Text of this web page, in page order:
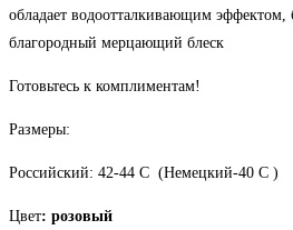
обладает водоотталкивающим эффектом,
благородный мерцающий блеск
Готовьтесь к комплиментам!
Размеры:
Российский: 42-44 С (Немецкий-40 С )
Цвет: розовый